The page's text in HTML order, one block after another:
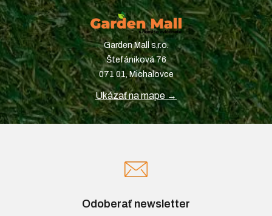
Garden Mall s.r.o.
Štefániková 76
071 01, Michalovce
Ukázať na mape →
Odoberať newsletter